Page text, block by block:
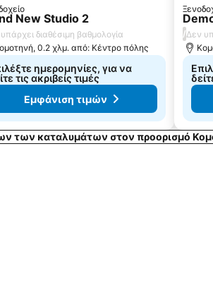
New Studio 2
διαθέσιμη βαθμολογία
0.2 χλμ. από: Κέντρο πόλης
ημερομηνίες, για να
τις ακριβείς τιμές
Εμφάνιση τιμών
/Δεν
των καταλυμάτων στον προορισμό